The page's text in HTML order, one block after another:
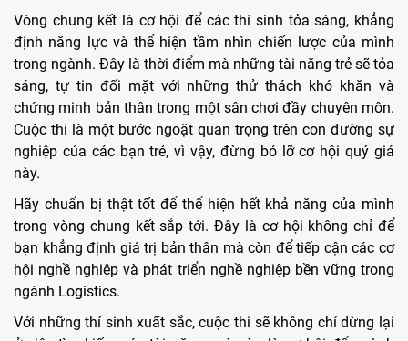
Vòng chung kết là cơ hội để các thí sinh tỏa sáng, khẳng
định năng lực và thể hiện tầm nhìn chiến lược của mình
trong ngành. Đây là thời điểm mà những tài năng trẻ sẽ tỏa
sáng, tự tin đối mặt với những thử thách khó khăn và
chứng minh bản thân trong một sân chơi đầy chuyên môn.
Cuộc thi là một bước ngoặt quan trọng trên con đường sự
nghiệp của các bạn trẻ, vì vậy, đừng bỏ lỡ cơ hội quý giá
này.
Hãy chuẩn bị thật tốt để thể hiện hết khả năng của mình
trong vòng chung kết sắp tới. Đây là cơ hội không chỉ để
bạn khẳng định giá trị bản thân mà còn để tiếp cận các cơ
hội nghề nghiệp và phát triển nghề nghiệp bền vững trong
ngành Logistics.
Với những thí sinh xuất sắc, cuộc thi sẽ không chỉ dừng lại